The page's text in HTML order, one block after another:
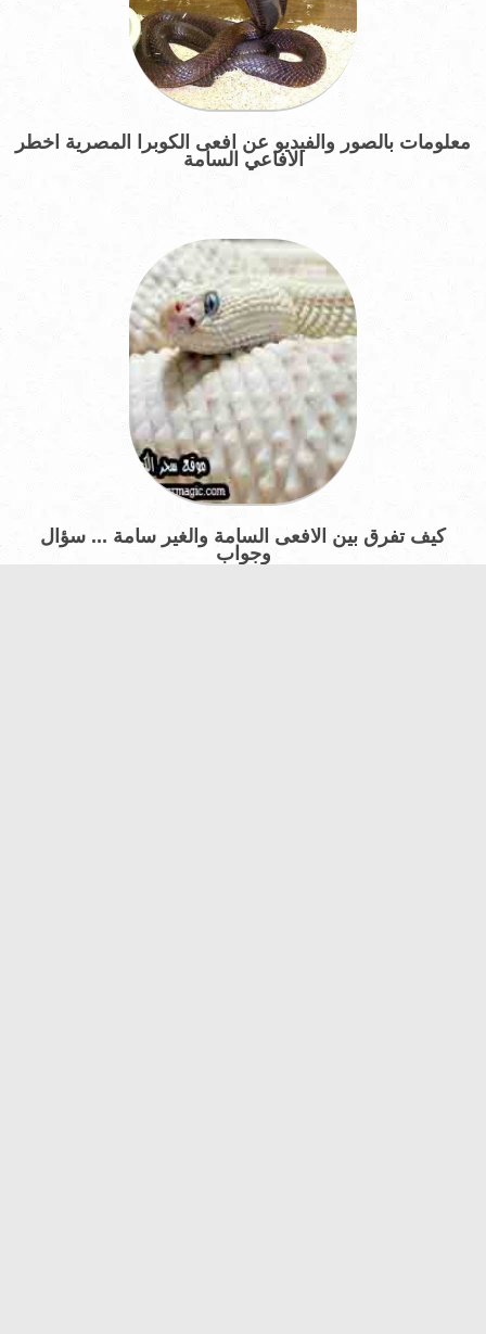
معلومات بالصور والفيديو عن افعى الكوبرا المصرية اخطر
الافاعي السامة
كيف تفرق بين الافعى السامة والغير سامة ... سؤال
وجواب